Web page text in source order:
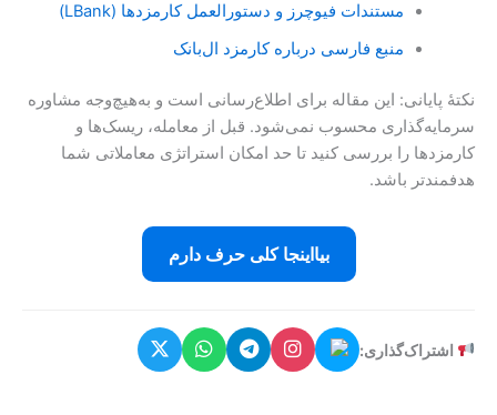
مستندات فیوچرز و دستورالعمل کارمزدها (LBank)
منبع فارسی درباره کارمزد ال‌بانک
نکتهٔ پایانی: این مقاله برای اطلاع‌رسانی است و به‌هیچ‌وجه مشاوره
سرمایه‌گذاری محسوب نمی‌شود. قبل از معامله، ریسک‌ها و
کارمزدها را بررسی کنید تا حد امکان استراتژی معاملاتی شما
هدفمندتر باشد.
بیااینجا کلی حرف دارم
اشتراک‌گذاری: